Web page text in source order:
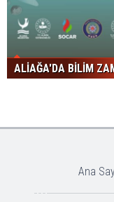
ALİAĞA'DA BİLİM
Ana